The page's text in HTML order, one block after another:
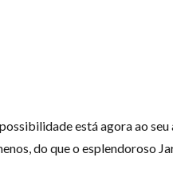
está agora ao seu
do que o esplendoroso